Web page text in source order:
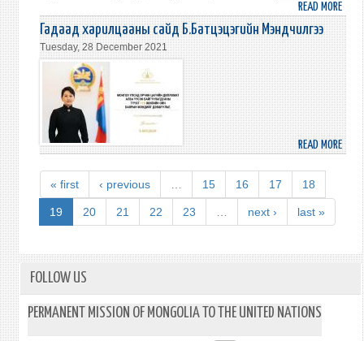
READ MORE
НИЙТ
Гадаад харилцааны сайд Б.Батцэцэгийн Мэндчилгээ
Tuesday, 28 December 2021
READ MORE
« first ‹ previous 15 16 17 18
19 20 21 22 23 next › last »
FOLLOW US
PERMANENT MISSION OF MONGOLIA TO THE UNITED NATIONS